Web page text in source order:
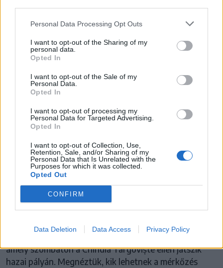
Personal Data Processing Opt Outs
I want to opt-out of the Sharing of my
personal data.
Opted In
I want to opt-out of the Sale of my
Personal Data.
Opted In
I want to opt-out of processing my
Personal Data for Targeted Advertising.
Opted In
I want to opt-out of Collection, Use,
Retention, Sale, and/or Sharing of my
Personal Data that Is Unrelated with the
Purposes for which it was collected.
Opted Out
CONFIRM
Data Deletion Data Access Privacy Policy
2. LIGA
Minden a Sepsi OSK mellett szól?
Mutatjuk, mit jósolnak a számok a
mindent eldöntő párharc előtt
Kilencven sorsdöntő perc vár a háromszéki klubra,
amely szombaton a Chindia Târgoviște ellen játszik
hazai pályán. Megnéztük, kik lehetnek a mérkőzés